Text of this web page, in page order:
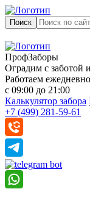
Поиск
ПрофЗаборы
Оградим с заботой
Работаем ежедневно
с 09:00 до 21:00
Калькулятор забора
+7 (499) 281-59-61